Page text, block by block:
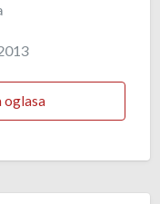
oglasa